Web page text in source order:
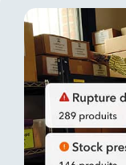
Automatisez la
concluez des
remboursements
dernières
en toute confiance.